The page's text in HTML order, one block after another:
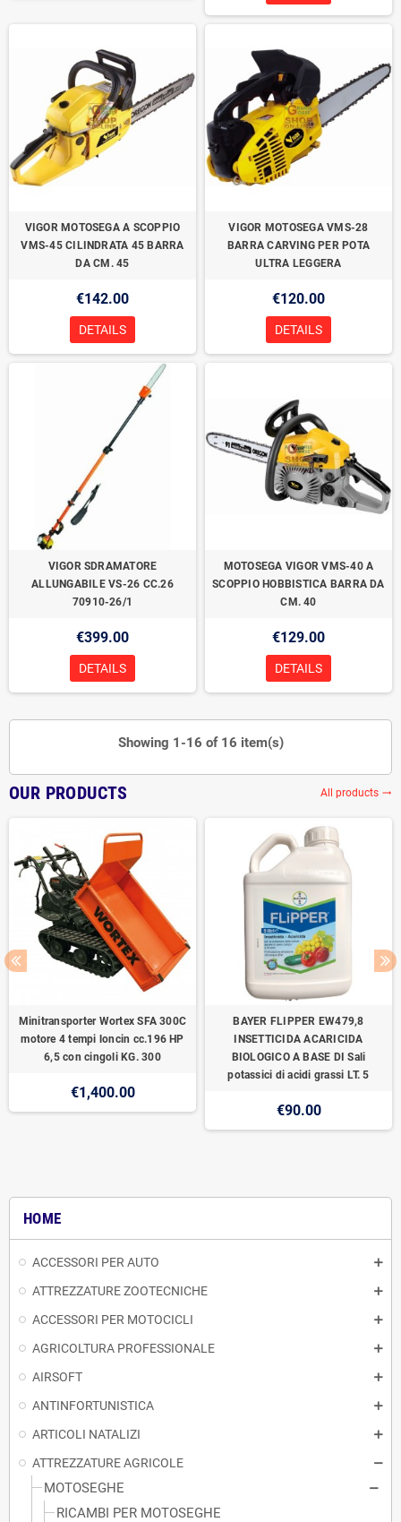
HOME
ACCESSORI PER AUTO
ATTREZZATURE ZOOTECNICHE
ACCESSORI PER MOTOCICLI
AGRICOLTURA PROFESSIONALE
AIRSOFT
ANTINFORTUNISTICA
ARTICOLI NATALIZI
ATTREZZATURE AGRICOLE
MOTOSEGHE
RICAMBI PER MOTOSEGHE
VIGOR MOTOSEGA A SCOPPIO
VMS-45 CILINDRATA 45 BARRA
DA CM. 45
€142.00
DETAILS
VIGOR MOTOSEGA VMS-28
BARRA CARVING PER POTA
ULTRA LEGGERA
€120.00
DETAILS
VIGOR SDRAMATORE
ALLUNGABILE VS-26 CC.26
70910-26/1
€399.00
DETAILS
MOTOSEGA VIGOR VMS-40 A
SCOPPIO HOBBISTICA BARRA DA
CM. 40
€129.00
DETAILS
Showing 1-16 of 16 item(s)
OUR PRODUCTS All products trending_flat
Minitransporter Wortex SFA 300C
motore 4 tempi loncin cc.196 HP
6,5 con cingoli KG. 300
€1,400.00
BAYER FLIPPER EW479,8
INSETTICIDA ACARICIDA
BIOLOGICO A BASE DI Sali
potassici di acidi grassi LT. 5
€90.00